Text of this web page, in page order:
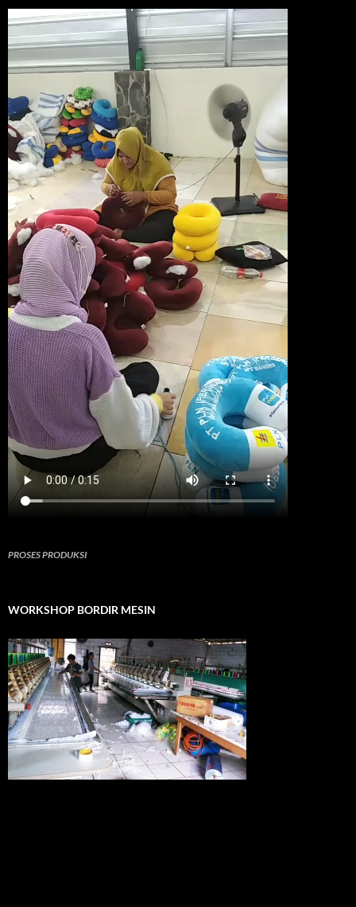
PROSES PRODUKSI
WORKSHOP BORDIR MESIN